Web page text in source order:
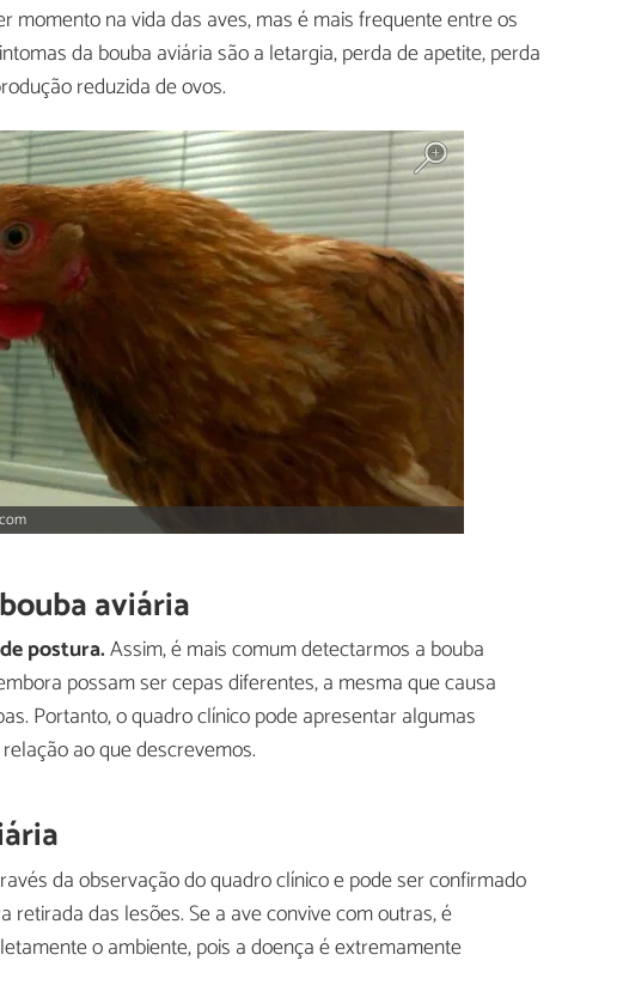
momento na vida das aves, mas é mais frequente entre os
da bouba aviária são a letargia, perda de apetite, perda
reduzida de ovos.
aviária
postura.Assim, é mais comum detectarmos a bouba
possam ser cepas diferentes, a mesma que causa
Portanto, o quadro clínico pode apresentar algumas
ao que descrevemos.
da observação do quadro clínico e pode ser confirmado
das lesões. Se a ave convive com outras, é
o ambiente, pois a doença é extremamente